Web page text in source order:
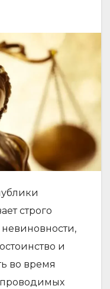
строго
и
во время